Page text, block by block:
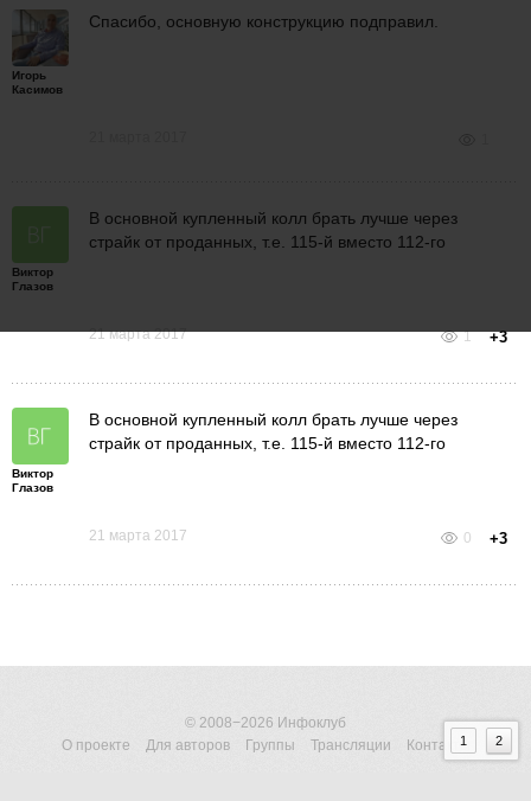
Игорь
Касимов
Спасибо, основную конструкцию подправил.
Виктор
Глазов
В основной купленный колл брать лучше через
страйк от проданных, т.е. 115-й вместо 112-го
21 марта 2017 1 +3
Виктор
Глазов
В основной купленный колл брать лучше через
страйк от проданных, т.е. 115-й вместо 112-го
21 марта 2017 0 +3
1 2
© 2008−2026 Инфоклуб
О проекте
Для авторов Группы Трансляции Контакты